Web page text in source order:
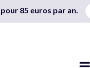
85 euros par an.